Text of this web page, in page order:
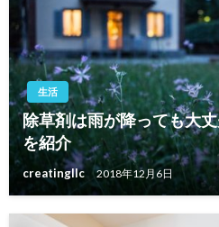
生活
除草剤は雨が降っても大
を紹介
creatingllc 2018年12月6日